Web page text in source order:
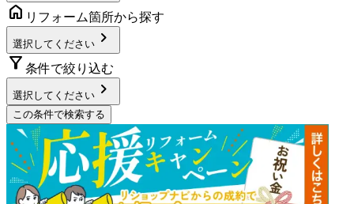
home リフォーム箇所から探す
選択してください chevron_right
filter_alt 条件で絞り込む
選択してください chevron_right
この条件で検索する